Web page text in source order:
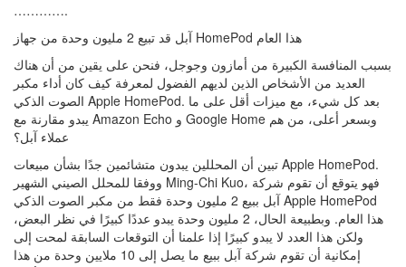
………….
آبل قد تبيع 2 مليون وحدة من جهاز HomePod هذا العام
بسبب المنافسة الكبيرة من أمازون وجوجل، فنحن على يقين من أن هناك
العديد من الأشخاص الذين لديهم الفضول لمعرفة كيف كان أداء مكبر
الصوت الذكي Apple HomePod. بعد كل شيء، مع ميزات أقل على ما
يبدو مقارنة مع Amazon Echo و Google Home وبسعر أعلى، من هم
عملاء آبل؟
تبين أن المحللين يبدون متشائمين جدًا بشأن مبيعات Apple HomePod.
ووفقا للمحلل الصيني الشهير Ming-Chi Kuo، فهو يتوقع أن تقوم شركة
آبل ببيع 2 مليون وحدة فقط من مكبر الصوت الذكي Apple HomePod
هذا العام. وبطبيعة الحال، 2 مليون وحدة يبدو عددًا كبيرًا في نظر البعض،
ولكن هذا العدد لا يبدو كبيرًا إذا علمنا أن التوقعات السابقة لمحت إلى
إمكانية أن تقوم شركة آبل ببيع ما يصل إلى 10 ملايين وحدة من هذا